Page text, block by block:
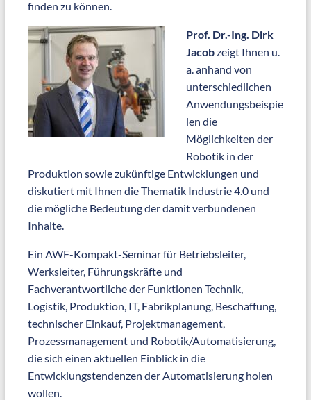
finden zu können.
Prof. Dr.-Ing. Dirk
Jacobzeigt Ihnen u.
a. anhand von
unterschiedlichen
Anwendungsbeispie
len die
Möglichkeiten der
Robotik in der
Produktion sowie zukünftige Entwicklungen und
diskutiert mit Ihnen die Thematik Industrie 4.0 und
die mögliche Bedeutung der damit verbundenen
Inhalte.
Ein AWF-Kompakt-Seminar für Betriebsleiter,
Werksleiter, Führungskräfte und
Fachverantwortliche der Funktionen Technik,
Logistik, Produktion, IT, Fabrikplanung, Beschaffung,
technischer Einkauf, Projektmanagement,
Prozessmanagement und Robotik/Automatisierung,
die sich einen aktuellen Einblick in die
Entwicklungstendenzen der Automatisierung holen
wollen.